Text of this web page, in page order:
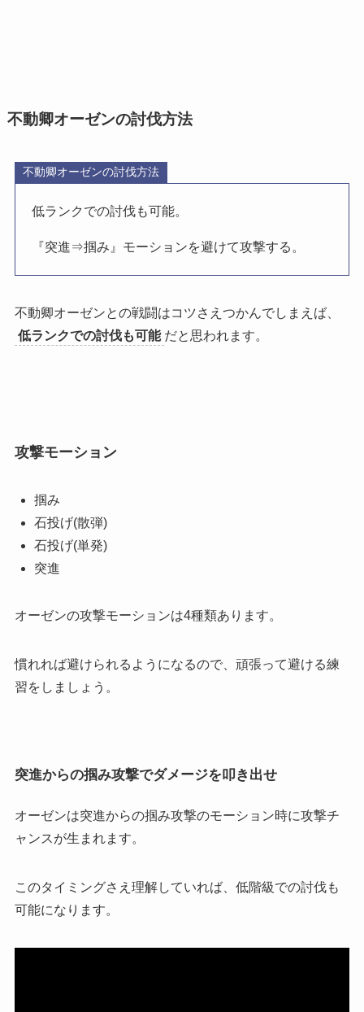
不動卿オーゼンの討伐方法
不動卿オーゼンの討伐方法
低ランクでの討伐も可能。
『突進⇒掴み』モーションを避けて攻撃する。
不動卿オーゼンとの戦闘はコツさえつかんでしまえば、
低ランクでの討伐も可能 だと思われます。
攻撃モーション
掴み
石投げ(散弾)
石投げ(単発)
突進
オーゼンの攻撃モーションは4種類あります。
慣れれば避けられるようになるので、頑張って避ける練
習をしましょう。
突進からの掴み攻撃でダメージを叩き出せ
オーゼンは突進からの掴み攻撃のモーション時に攻撃チ
ャンスが生まれます。
このタイミングさえ理解していれば、低階級での討伐も
可能になります。